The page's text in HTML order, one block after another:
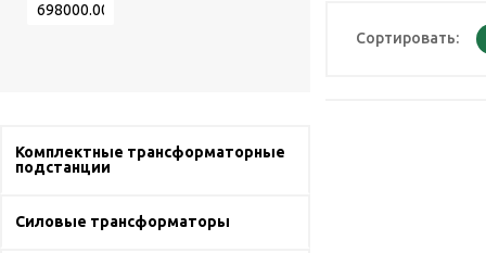
Комплектные трансформаторные
подстанции
Силовые трансформаторы
Сортировать: